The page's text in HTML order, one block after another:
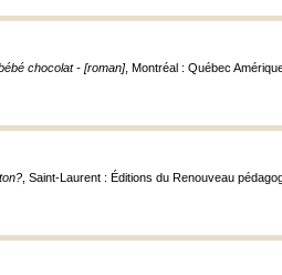
chocolat - [roman], Montréal : Québec
, Saint-Laurent : Éditions du Renouveau